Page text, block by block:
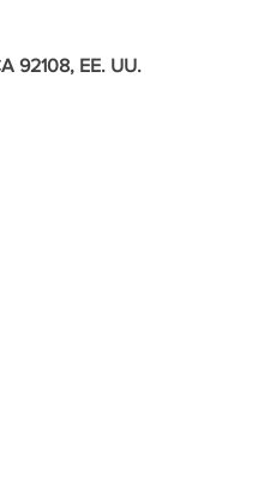
92108, EE. UU.